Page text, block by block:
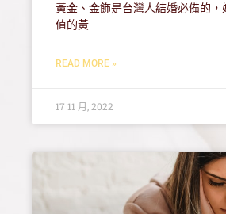
黃金、金飾是台灣人結婚必備的，
值的黃
READ MORE »
17 11 月, 2022